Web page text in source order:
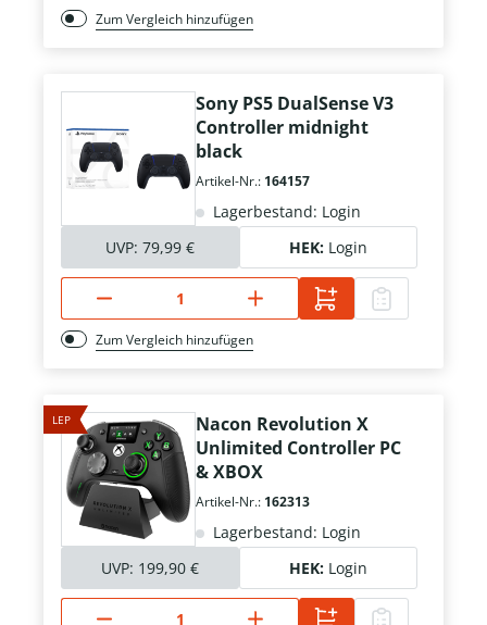
Zum Vergleich hinzufügen
Sony PS5 DualSense V3
Controller midnight
black
Artikel-Nr.: 164157
Lagerbestand: Login
UVP: 79,99 € HEK: Login
Zum Vergleich hinzufügen
LEP
Nacon Revolution X
Unlimited Controller PC
& XBOX
Artikel-Nr.: 162313
Lagerbestand: Login
UVP: 199,90 € HEK: Login